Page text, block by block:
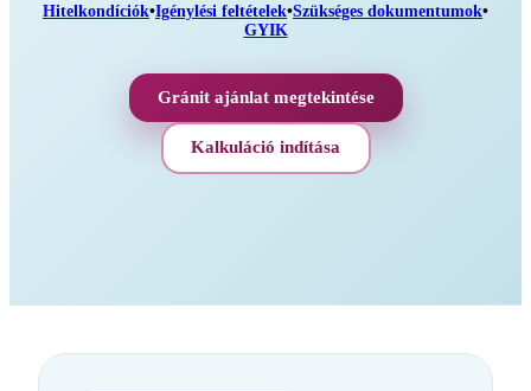
Hitelkondíciók•Igénylési feltételek•Szükséges dokumentumok•
GYIK
Gránit ajánlat megtekintése
Kalkuláció indítása